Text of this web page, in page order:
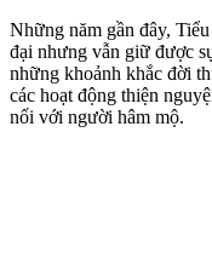
Những năm gần đây,
đại nhưng vẫn giữ được
những khoảnh khắc đời
các hoạt động thiện
nối với người hâm mộ.